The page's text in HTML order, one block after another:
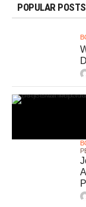
POPULAR POSTS